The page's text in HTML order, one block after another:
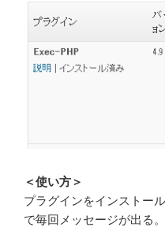
＜使い方＞
プラグインをインストー
で毎回メッセージが出る。